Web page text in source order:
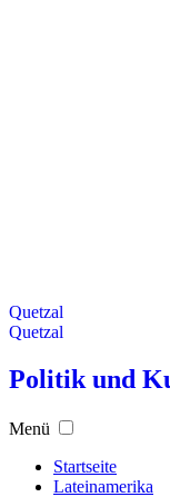
Quetzal
Quetzal
Politik und
Menü
Startseite
Lateinamerika